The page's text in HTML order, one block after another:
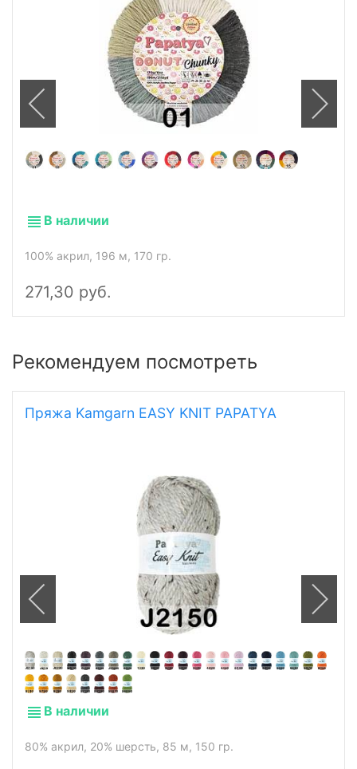
В наличии
100% акрил, 196 м, 170 гр.
271,30 руб.
Рекомендуем посмотреть
Пряжа Kamgarn EASY KNIT PAPATYA
В наличии
80% акрил, 20% шерсть, 85 м, 150 гр.